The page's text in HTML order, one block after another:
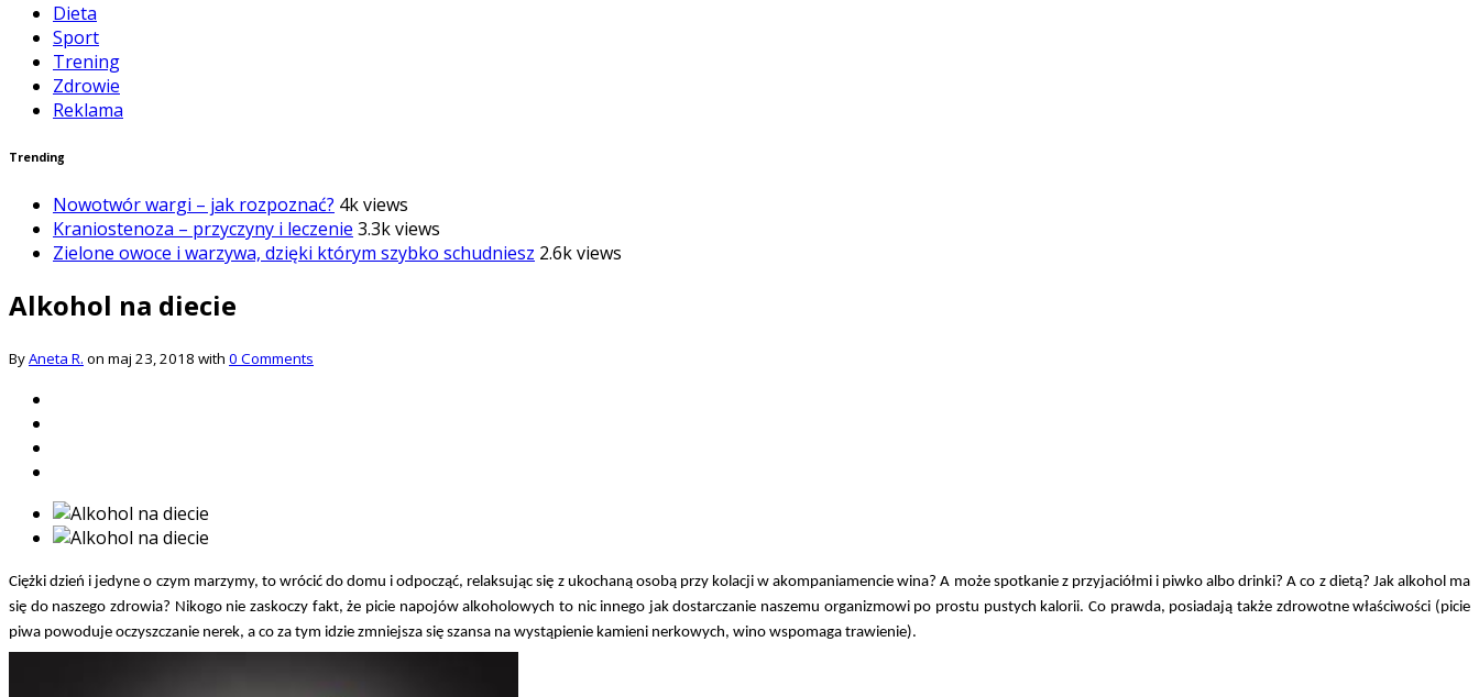
Dieta
Sport
Trening
Zdrowie
Reklama
Trending
Nowotwór wargi – jak rozpoznać? 4k views
Kraniostenoza – przyczyny i leczenie 3.3k views
Zielone owoce i warzywa, dzięki którym szybko schudniesz 2.6k views
Alkohol na diecie
ByAneta R. on maj 23, 2018 with 0 Comments
Ciężki dzień i jedyne o czym marzymy, to wrócić do domu i odpocząć, relaksując się z ukochaną osobą przy kolacji w akompaniamencie wina? A może spotkanie z przyjaciółmi i piwko albo drinki? A co z dietą? Jak alkohol ma
się do naszego zdrowia? Nikogo nie zaskoczy fakt, że picie napojów alkoholowych to nic innego jak dostarczanie naszemu organizmowi po prostu pustych kalorii. Co prawda, posiadają także zdrowotne właściwości (picie
piwa powoduje oczyszczanie nerek, a co za tym idzie zmniejsza się szansa na wystąpienie kamieni nerkowych, wino wspomaga trawienie).